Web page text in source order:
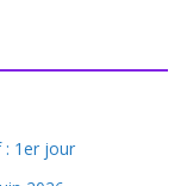
: 1er jour